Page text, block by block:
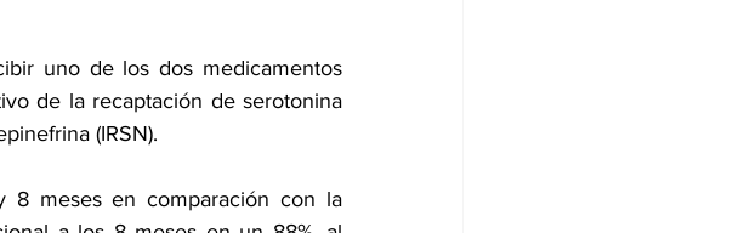
uno de los dos medicamentos
de la recaptación de serotonina
(IRSN).
8 meses en comparación con la